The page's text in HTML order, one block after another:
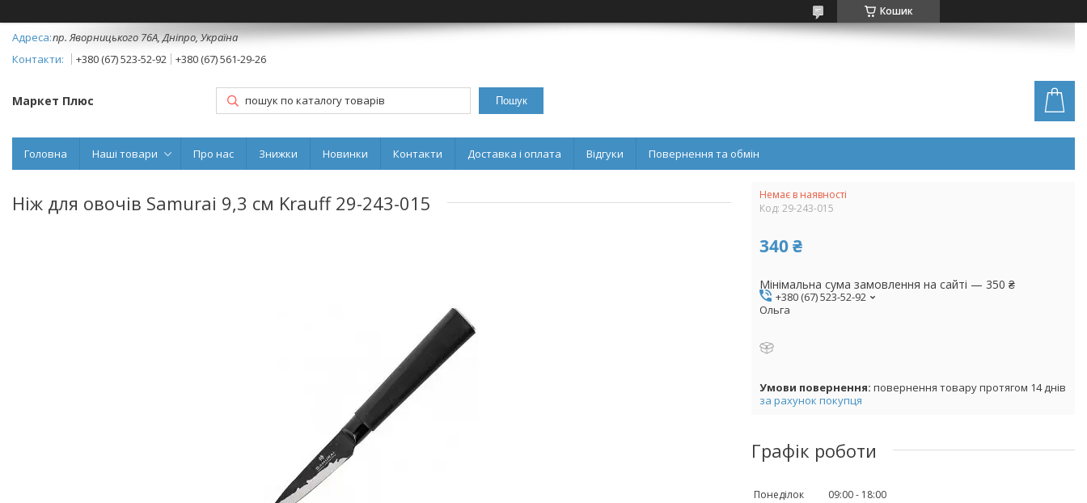
Кошик
пр. Яворницького 76А, Дніпро, Україна
+380 (67) 523-52-92
+380 (67) 561-29-26
Маркет Плюс Пошук
Головна Наші товари Про нас Знижки Новинки Контакти Доставка і оплата Відгуки Повернення та обмін
Ніж для овочів Samurai 9,3 см Krauff 29-243-015
Немає в наявності
Код: 29-243-015
340 ₴
Мінімальна сума замовлення на сайті — 350 ₴
+380 (67) 523-52-92
Ольга
повернення товару протягом 14 днів
за рахунок покупця
Графік роботи
Понеділок 09:00
18:00